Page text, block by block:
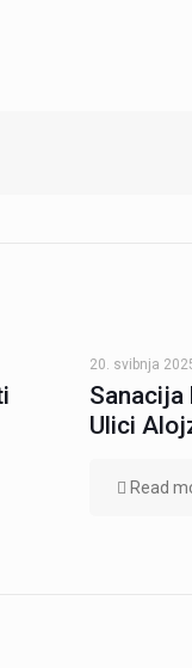
20. svibnja
Sanacija
Ulici
Read